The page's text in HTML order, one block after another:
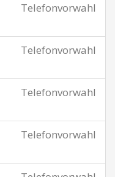
Telefonvorwahl
Telefonvorwahl
Telefonvorwahl
Telefonvorwahl